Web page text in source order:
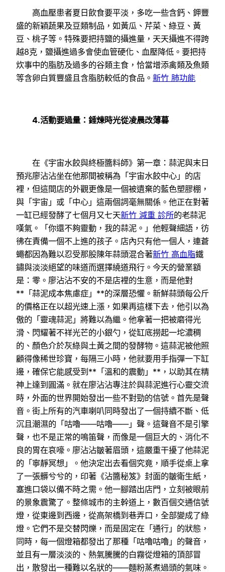
高血壓患者夏日飲食要平淡，多吃一些含鈣、鉀豐
盛的新穎蔬果及豆類制品，如黃瓜、芹菜、綠豆、黃
豆、桃子等。特殊要把持鹽的攝進量，天天攝進不得跨
越8克，鹽攝進過多會使血管硬化、血壓降低。要把持
炊事中的脂肪及過多的谷類主食，恰當增添禽類及魚類
等含卵白質豐盛且含脂肪較低的食品。 新竹 肺功能
4.活動要過量：錘煉時光從凌晨改薄暮
在《宇宙水餃與終極醬料師》第一章：蒜泥與末日
預兆廖沾沾坐在他那間被稱為「宇宙水餃中心」的店
裡，但這間店的外觀更像是一個被遺棄的藍色塑膠棚，
與「宇宙」或「中心」這兩個詞毫無關係。他正在對著
一缸已經發酵了七個月又七天新竹 減重 診所的老蒜泥
嘆氣。「你還不夠靈動，我的蒜泥。」他輕聲細語，彷
彿在責備一個不上進的孩子。店內只有他一個人，連蒼
蠅都因為難以忍受那股陳年蒜頭混合著新竹 高血脂鐵
鏽與淡淡絕望的味道而選擇繞道飛行。今天的營業額
是：零。廖沾沾不安的不是店裡的生意，而是他對
**「蒜泥成本焦慮症」**的深層恐懼。新鮮蒜頭每公斤
的價格正在以超光速上漲，如果再這樣下去，他引以為
傲的「靈魂蒜泥」將難以為繼。他拿著一把被磨得光
滑、閃耀著不祥光芒的小銀勺，從缸底撈起一坨濃稠
的、顏色介於灰綠與土黃之間的發酵物。這蒜泥被他照
顧得像稀世珍寶，每隔三小時，他就要用手指彈一下缸
邊，確保它能感受到**「溫和的震動」**，以助其在精
神上達到圓滿。就在廖沾沾專注於與蒜泥進行心靈交流
時，外面的世界開始發出一些不對勁的信號。首先是聲
音。街上所有的汽車喇叭同時發出了一個持續不斷、低
沉且潮濕的「咕嚕——咕嚕——」聲。這聲音不是引擎
聲，也不是正常的鳴笛聲，而像是一個巨大的、消化不
良的胃在哀嚎。廖沾沾皺著眉頭，這嚴重干擾了他蒜泥
的「寧靜冥想」。他決定出去看個究竟，順手從桌上拿
了一張髒兮兮的，印著《沾醬秘笈》封面的皺衛生紙，
塞進口袋以備不時之需。他一腳踏出店門，立刻被眼前
的景象震驚了。整條城市的主幹道上，數百個交通信號
燈，從東邊到西邊，從高架橋到巷弄口，全部變成了綠
燈。它們不是交替閃爍，而是固定在「通行」的狀態，
同時，每一個燈箱都發出了那種「咕嚕咕嚕」的聲音，
並且有一層淡淡的、熱氣騰騰的白霧從燈箱的頂部冒
出，散發出一種難以名狀的——麵粉蒸煮過頭的氣味。